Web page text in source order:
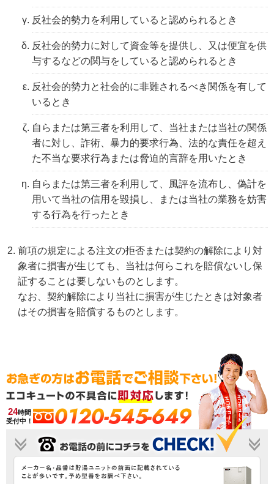
反社会的勢力を利用していると認められるとき
反社会的勢力に対して資金等を提供し、又は便宜を供
与するなどの関与をしていると認められるとき
反社会的勢力と社会的に非難されるべき関係を有して
いるとき
自らまたは第三者を利用して、当社または当社の関係
者に対し、詐術、暴力的要求行為、法的な責任を超え
た不当な要求行為または脅迫的言辞を用いたとき
自らまたは第三者を利用して、風評を流布し、偽計を
用いて当社の信用を毀損し、または当社の業務を妨害
する行為を行ったとき
前項の規定による注文の拒否または契約の解除により対
象者に損害が生じても、当社は何らこれを賠償ないし保
証することは要しないものとします。
なお、契約解除により当社に損害が生じたときは対象者
はその損害を賠償するものとします。
24時間
受付中！
0120-545-649